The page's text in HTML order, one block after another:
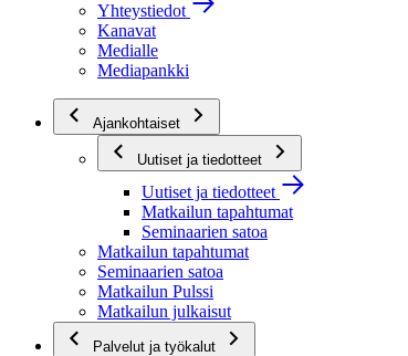
Yhteystiedot
Kanavat
Medialle
Mediapankki
Ajankohtaiset
Uutiset ja tiedotteet
Uutiset ja tiedotteet
Matkailun tapahtumat
Seminaarien satoa
Matkailun tapahtumat
Seminaarien satoa
Matkailun Pulssi
Matkailun julkaisut
Palvelut ja työkalut